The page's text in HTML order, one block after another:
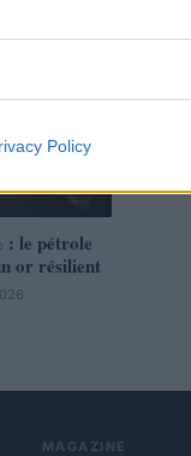
Policy
: le pétrole
or résilient
MAGAZINE